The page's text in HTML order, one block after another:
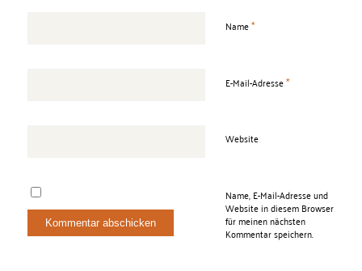
Name*
E-Mail-Adresse*
Website
Name, E-Mail-Adresse und
Website in diesem Browser
für meinen nächsten
Kommentar speichern.